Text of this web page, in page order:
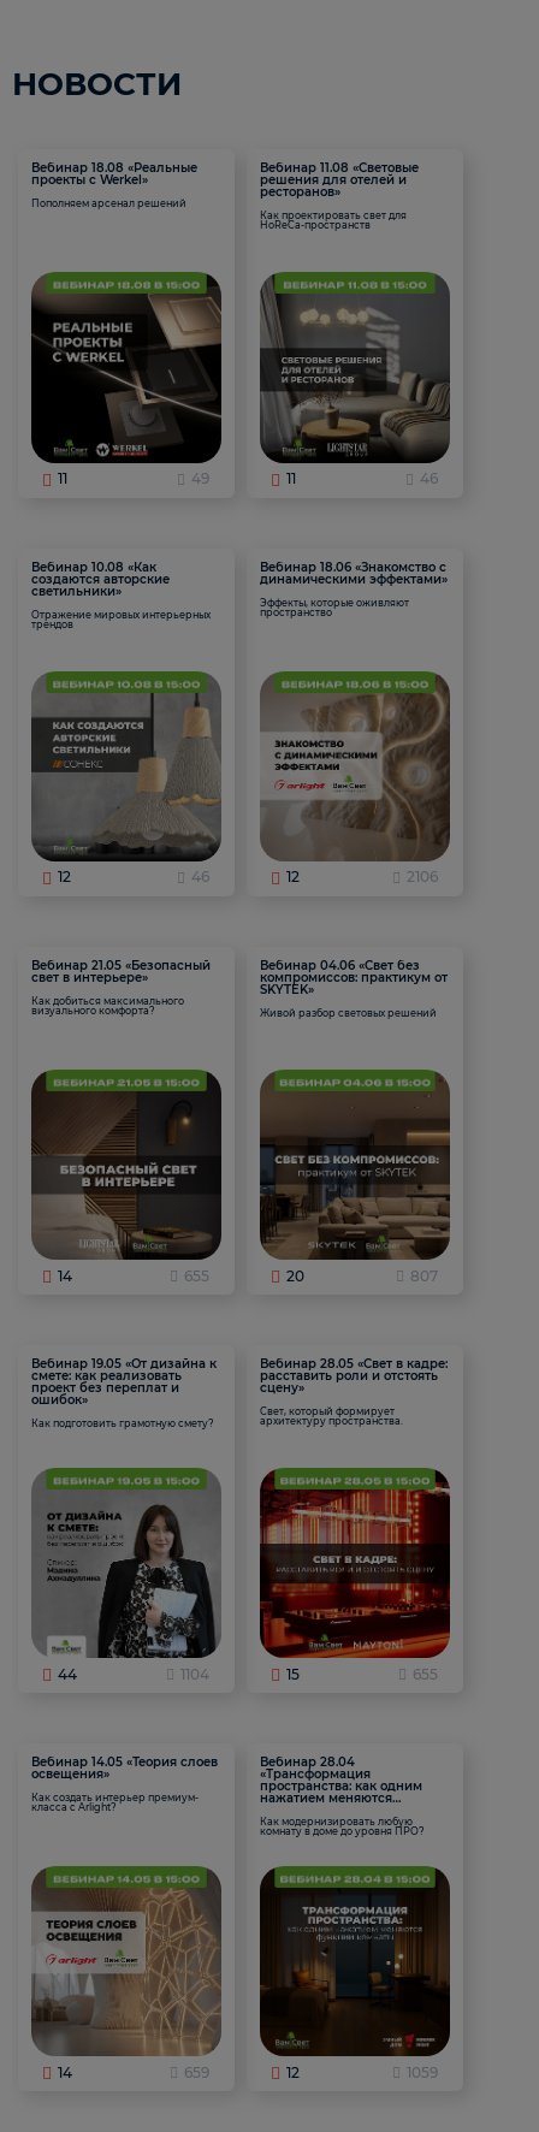
НОВОСТИ
Вебинар 18.08 «Реальные
проекты с Werkel»
Пополняем арсенал решений
11 49
Вебинар 11.08 «Световые
решения для отелей и
ресторанов»
Как проектировать свет для
HoReCa-пространств
11 46
Вебинар 10.08 «Как
создаются авторские
светильники»
Отражение мировых интерьерных
трендов
12 46
Вебинар 18.06 «Знакомство с
динамическими эффектами»
Эффекты, которые оживляют
пространство
12 2106
Вебинар 21.05 «Безопасный
свет в интерьере»
Как добиться максимального
визуального комфорта?
14 655
Вебинар 04.06 «Свет без
компромиссов: практикум от
SKYTEK»
Живой разбор световых решений
20 807
Вебинар 19.05 «От дизайна к
смете: как реализовать
проект без переплат и
ошибок»
Как подготовить грамотную смету?
44 1104
Вебинар 28.05 «Свет в кадре:
расставить роли и отстоять
сцену»
Свет, который формирует
архитектуру пространства.
15 655
Вебинар 14.05 «Теория слоев
освещения»
Как создать интерьер премиум-
класса с Arlight?
14 659
Вебинар 28.04
«Трансформация
пространства: как одним
нажатием меняются
Как модернизировать любую
комнату в доме до уровня ПРО?
12 1059